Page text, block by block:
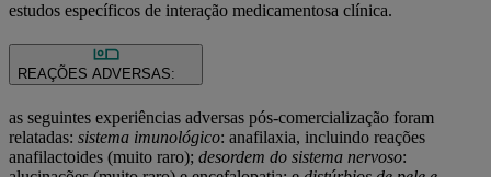
estudos específicos de interação medicamentosa clínica.
REAÇÕES ADVERSAS:
as seguintes experiências adversas pós-comercialização foram
relatadas: sistema imunológico: anafilaxia, incluindo reações
anafilactoides (muito raro); desordem do sistema nervoso: